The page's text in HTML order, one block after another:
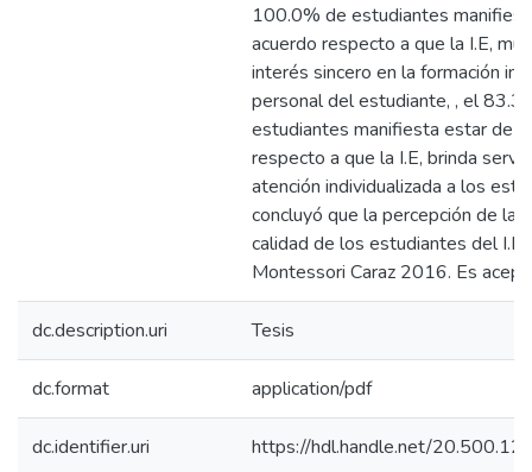
100.0% de estudiantes
acuerdo respecto a que la I.E,
interés sincero en la formación
personal del estudiante, , el
estudiantes manifiesta estar de
respecto a que la I.E, brinda
atención individualizada a los
concluyó que la percepción de la
calidad de los estudiantes del I.E
Montessori Caraz 2016. Es
dc.description.uri Tesis
dc.format application/pdf
dc.identifier.uri https://hdl.handle.net/